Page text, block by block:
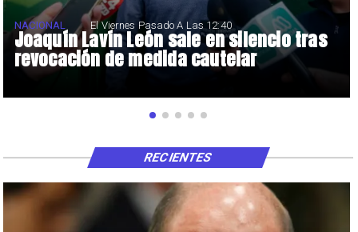
Joaquín Lavín León sale en silencio tras
revocación de medida cautelar
NACIONAL El Viernes Pasado A Las 12:40
RECIENTES